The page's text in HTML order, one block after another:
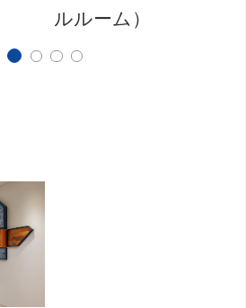
ルルーム）